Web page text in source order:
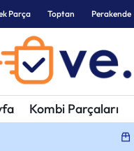
Parça Toptan Perakende
Kombi Parçaları